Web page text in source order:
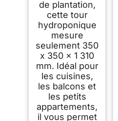
de plantation,
cette tour
hydroponique
mesure
seulement 350
x 350 x 1 310
mm. Idéal pour
les cuisines,
les balcons et
les petits
appartements,
il vous permet